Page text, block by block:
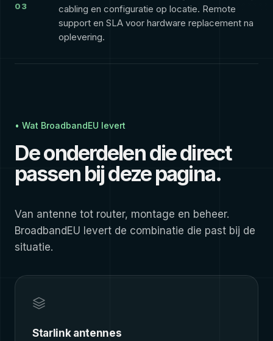
03
cabling en configuratie op locatie. Remote
support en SLA voor hardware replacement na
oplevering.
• Wat BroadbandEU levert
De onderdelen die direct
passen bij deze pagina.
Van antenne tot router, montage en beheer.
BroadbandEU levert de combinatie die past bij de
situatie.
Starlink antennes